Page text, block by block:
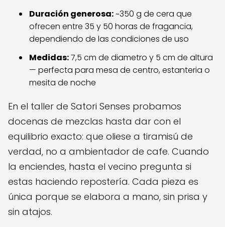
Duración generosa:~350 g de cera que
ofrecen entre 35 y 50 horas de fragancia,
dependiendo de las condiciones de uso
Medidas:7,5 cm de diametro y 5 cm de altura
— perfecta para mesa de centro, estanteria o
mesita de noche
En el taller de Satori Senses probamos
docenas de mezclas hasta dar con el
equilibrio exacto: que oliese a tiramisú de
verdad, no a ambientador de cafe. Cuando
la enciendes, hasta el vecino pregunta si
estas haciendo repostería. Cada pieza es
única porque se elabora a mano, sin prisa y
sin atajos.